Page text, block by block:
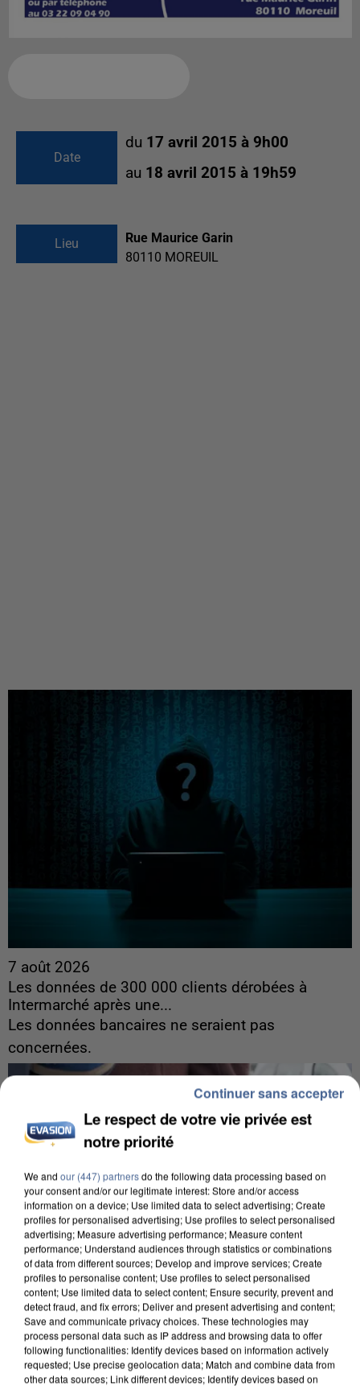
Date
du 17 avril 2015 à 9h00
au 18 avril 2015 à 19h59
Lieu
Rue Maurice Garin
80110 MOREUIL
7 août 2026
Les données de 300 000 clients dérobées à
Intermarché après une...
Les données bancaires ne seraient pas
concernées.
7 août 2026
Un second cadre de la DZ Mafia interpellé en
Algérie
Le respect de votre vie privée est
notre priorité
We and our (447) partnersdo the following data processing based on
your consent and/or our legitimate interest: Store and/or access
information on a device; Use limited data to select advertising; Create
profiles for personalised advertising; Use profiles to select personalised
advertising; Measure advertising performance; Measure content
performance; Understand audiences through statistics or combinations
of data from different sources; Develop and improve services; Create
profiles to personalise content; Use profiles to select personalised
content; Use limited data to select content; Ensure security, prevent and
detect fraud, and fix errors; Deliver and present advertising and content;
Save and communicate privacy choices. These technologies may
process personal data such as IP address and browsing data to offer
following functionalities: Identify devices based on information actively
requested; Use precise geolocation data; Match and combine data from
other data sources; Link different devices; Identify devices based on
Continuer sans accepter